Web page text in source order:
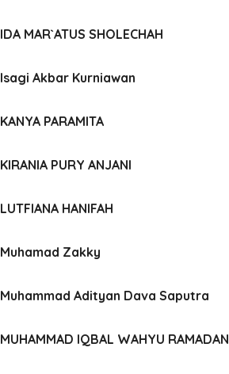
IDA MAR`ATUS SHOLECHAH
Isagi Akbar Kurniawan
KANYA PARAMITA
KIRANIA PURY ANJANI
LUTFIANA HANIFAH
Muhamad Zakky
Muhammad Adityan Dava Saputra
MUHAMMAD IQBAL WAHYU RAMADAN